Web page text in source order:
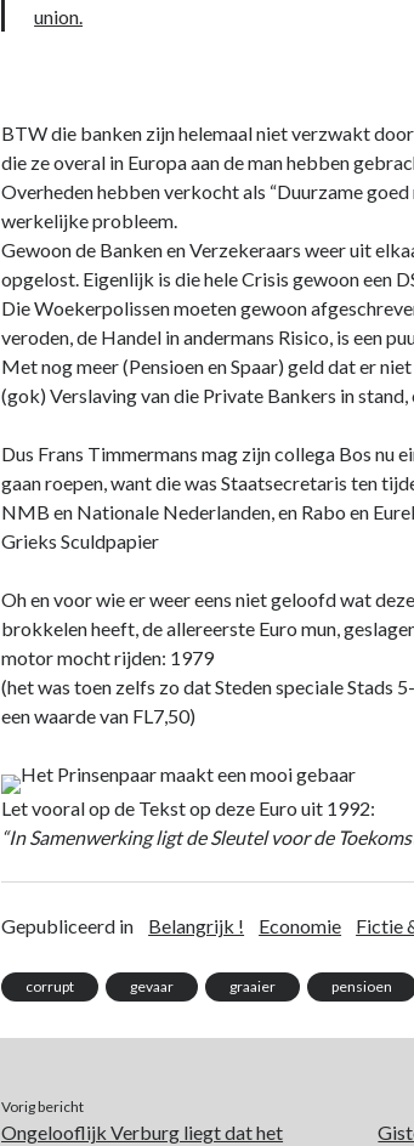
union.
BTW die banken zijn helemaal niet verzwakt
die ze overal in Europa aan de man hebben
Overheden hebben verkocht als “Duurzame
werkelijke probleem.
Gewoon de Banken en Verzekeraars weer uit
opgelost. Eigenlijk is die hele Crisis gewoon een
Die Woekerpolissen moeten gewoon
veroden, de Handel in andermans Risico, is een
Met nog meer (Pensioen en Spaar) geld dat er
(gok) Verslaving van die Private Bankers in
Dus Frans Timmermans mag zijn collega Bos nu
gaan roepen, want die was Staatsecretaris ten
NMB en Nationale Nederlanden, en Rabo en
Grieks Sculdpapier
Oh en voor wie er weer eens niet geloofd wat
brokkelen heeft, de allereerste Euro mun,
motor mocht rijden: 1979
(het was toen zelfs zo dat Steden speciale Stads
een waarde van FL7,50)
Let vooral op de Tekst op deze Euro uit 1992:
“In Samenwerking ligt de Sleutel voor de
Gepubliceerd in Belangrijk ! Economie Fictie
corrupt gevaar graaier pensioen
Vorig bericht
Ongelooflijk Verburg liegt dat het